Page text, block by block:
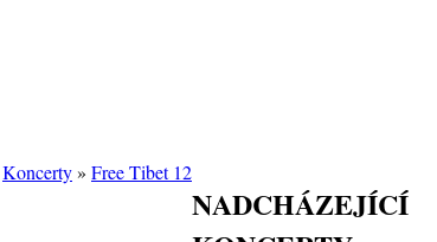
Koncerty» Free Tibet 12
NADCHÁZEJÍCÍ